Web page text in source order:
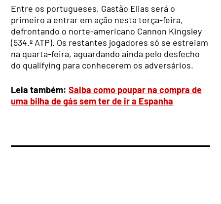
Entre os portugueses, Gastão Elias será o
primeiro a entrar em ação nesta terça-feira,
defrontando o norte-americano Cannon Kingsley
(534.º ATP). Os restantes jogadores só se estreiam
na quarta-feira, aguardando ainda pelo desfecho
do qualifying para conhecerem os adversários.
Leia também:Saiba como poupar na compra de
uma bilha de gás sem ter de ir a Espanha